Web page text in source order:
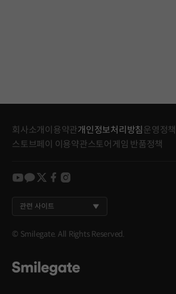
회사소개이용약관개인정보처리방침 운영정책
스토브페이 이용약관스토어게임 반품정책
youtube
kakao
twitter
facebook
instagram
관련 사이트
© Smilegate. All Rights Reserved.